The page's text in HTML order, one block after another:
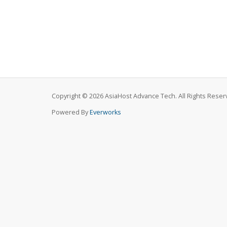
Copyright © 2026 AsiaHost Advance Tech. All Rights
Powered ByEverworks